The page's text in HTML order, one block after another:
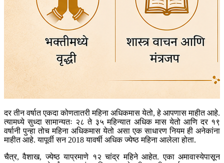
दर तीन वर्षात एकदा कोणतातरी महिना अधिकमास येतो, हे आपणास माहीत आहे.
त्यामध्ये सुध्दा सामान्यतः २८ ते ३५ महिन्यात अधिक मास येतो आणि दर १९
वर्षानी पुन्हा तोच महिना अधिकमास येतो असा एक साधारण नियम ही अनेकांना
माहीत आहे. यापूर्वी सन 2018 यावर्षी अधिक ज्येष्ठ महिना आलेला होता.
चैत्र, वैशाख, ज्येष्ठ याप्रमाणे १२ चांद्र महिने आहेत. एका अमावास्येपासून